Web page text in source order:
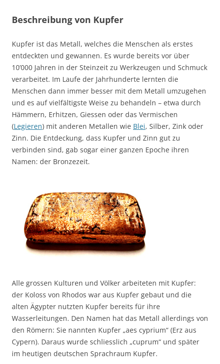
Beschreibung von Kupfer
Kupfer ist das Metall, welches die Menschen als erstes
entdeckten und gewannen. Es wurde bereits vor über
10’000 Jahren in der Steinzeit zu Werkzeugen und Schmuck
verarbeitet. Im Laufe der Jahrhunderte lernten die
Menschen dann immer besser mit dem Metall umzugehen
und es auf vielfältigste Weise zu behandeln – etwa durch
Hämmern, Erhitzen, Giessen oder das Vermischen
(Legieren) mit anderen Metallen wie Blei, Silber, Zink oder
Zinn. Die Entdeckung, dass Kupfer und Zinn gut zu
verbinden sind, gab sogar einer ganzen Epoche ihren
Namen: der Bronzezeit.
Alle grossen Kulturen und Völker arbeiteten mit Kupfer:
der Koloss von Rhodos war aus Kupfer gebaut und die
alten Ägypter nutzten Kupfer bereits für ihre
Wasserleitungen. Den Namen hat das Metall allerdings von
den Römern: Sie nannten Kupfer „aes cyprium“ (Erz aus
Cypern). Daraus wurde schliesslich „cuprum“ und später
im heutigen deutschen Sprachraum Kupfer.